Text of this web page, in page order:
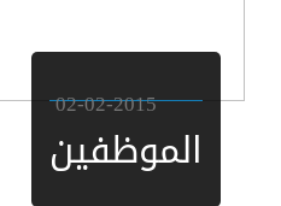
02-02-2015
الموظفين